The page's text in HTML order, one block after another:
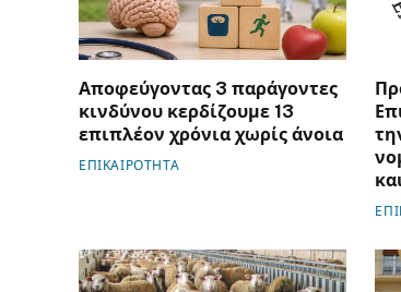
Αποφεύγοντας 3 παράγοντες
κινδύνου κερδίζουμε 13
επιπλέον χρόνια χωρίς άνοια
ΕΠΙΚΑΙΡΟΤΗΤΑ